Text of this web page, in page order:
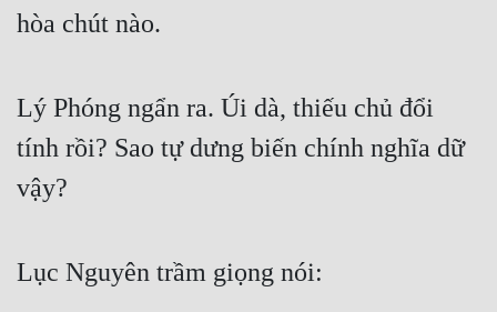
hòa chút nào.
Lý Phóng ngẩn ra. Úi dà, thiếu chủ đổi
tính rồi? Sao tự dưng biến chính nghĩa dữ
vậy?
Lục Nguyên trầm giọng nói: